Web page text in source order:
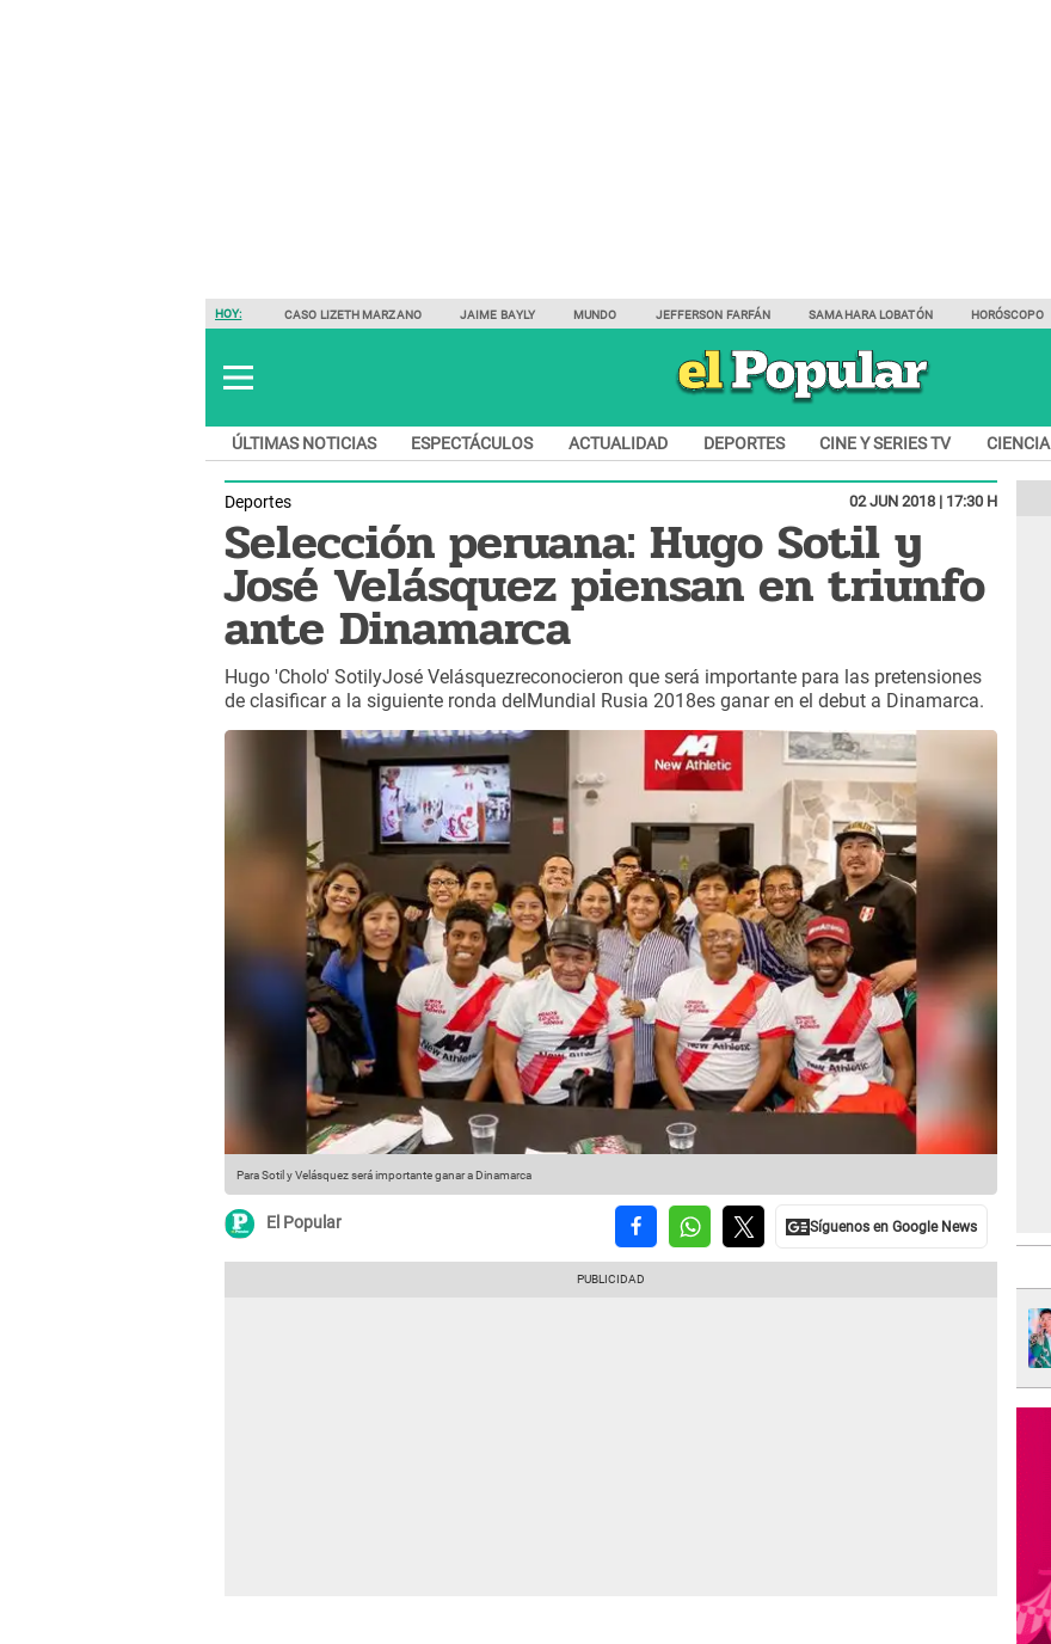
HOY: CASO LIZETH MARZANO JAIME BAYLY MUNDO JEFFERSON FARFÁN SAMAHARA LOBATÓN HORÓSCOPO
ÚLTIMAS NOTICIAS ESPECTÁCULOS ACTUALIDAD DEPORTES CINE Y SERIES TV CIENCIA
Deportes 02 JUN 2018 | 17:30 H
Selección peruana: Hugo Sotil y
José Velásquez piensan en triunfo
ante Dinamarca
Hugo 'Cholo' SotilyJosé Velásquezreconocieron que será importante para las pretensiones
de clasificar a la siguiente ronda delMundial Rusia 2018es ganar en el debut a Dinamarca.
Para Sotil y Velásquez será importante ganar a Dinamarca
El Popular